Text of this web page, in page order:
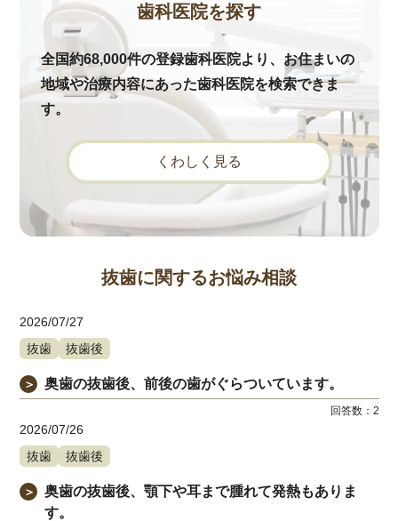
歯科医院を探す
全国約68,000件の登録歯科医院より、お住まいの
地域や治療内容にあった歯科医院を検索できま
す。
くわしく見る
抜歯に関するお悩み相談
2026/07/27
抜歯
抜歯後
＞ 奥歯の抜歯後、前後の歯がぐらついています。
回答数： 2
2026/07/26
抜歯
抜歯後
＞
奥歯の抜歯後、顎下や耳まで腫れて発熱もありま
す。